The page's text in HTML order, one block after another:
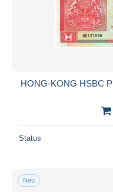
HONG-KONG HSBC
Status
Neu